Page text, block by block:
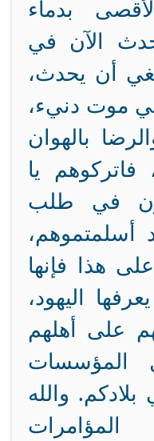
بدماء
الآن في
أن يحدث،
موت دنيء،
بالهوان
فاتركوهم يا
في طلب
أسلمتموهم،
هذا فإنها
اليهود،
على أهلهم
المؤسسات
والله